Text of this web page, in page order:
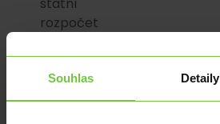
Souhlas Detaily
rozpočet
kombinaci
její